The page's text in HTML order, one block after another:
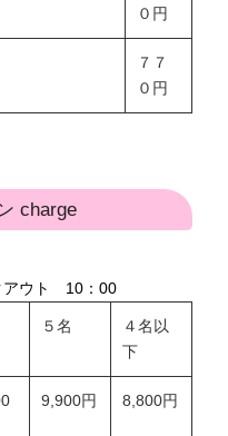
０円
７７
０円
charge
アウト 10：00
５名
４名以
下
9,900円 8,800円